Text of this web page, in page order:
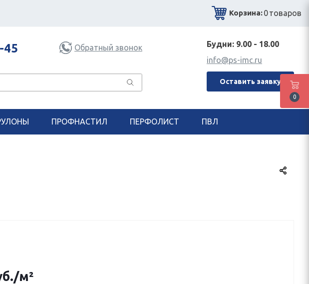
Корзина:0товаров
45 Обратный звонок
Будни: 9.00 - 18.00
info@ps-imc.ru
Оставить заявку
ПРОФНАСТИЛ ПЕРФОЛИСТ ПВЛ
/м²
0